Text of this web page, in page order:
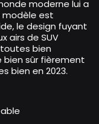
moderne lui a
modèle est
le design fuyant
airs de SUV
bien
sûr fièrement
bien en 2023.